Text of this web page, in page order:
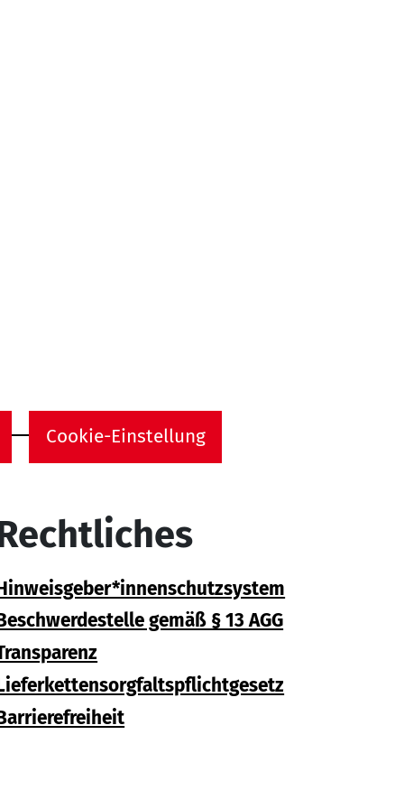
Cookie-Einstellung
gemäß § 13 AGG